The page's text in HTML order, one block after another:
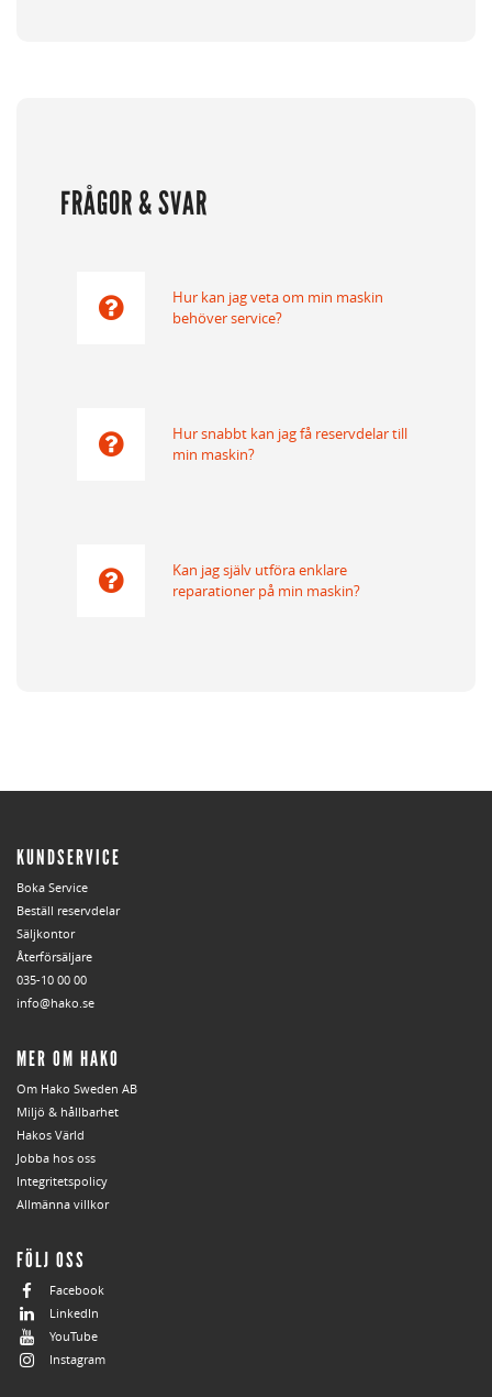
FRÅGOR & SVAR
Hur kan jag veta om min maskin
behöver service?
Hur snabbt kan jag få reservdelar till
min maskin?
Kan jag själv utföra enklare
reparationer på min maskin?
KUNDSERVICE
Boka Service
Beställ reservdelar
Säljkontor
Återförsäljare
035-10 00 00
info@hako.se
MER OM HAKO
Om Hako Sweden AB
Miljö & hållbarhet
Hakos Värld
Jobba hos oss
Integritetspolicy
Allmänna villkor
FÖLJ OSS
Facebook
LinkedIn
YouTube
Instagram